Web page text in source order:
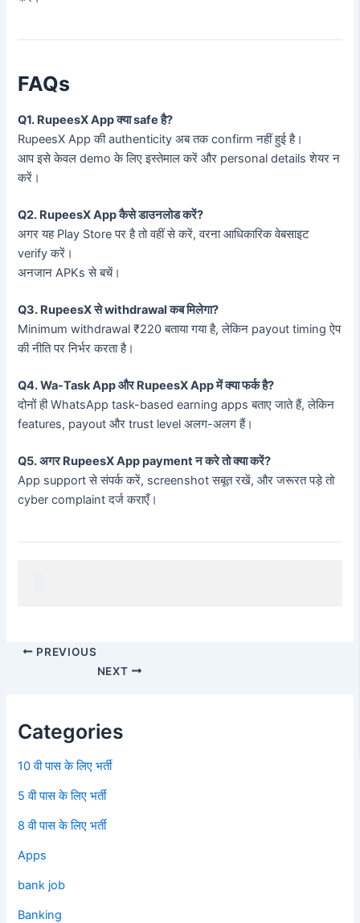
FAQs
Q1. RupeesX App क्या safe है?
RupeesX App की authenticity अब तक confirm नहीं हुई है।
आप इसे केवल demo के लिए इस्तेमाल करें और personal details शेयर न
करें।
Q2. RupeesX App कैसे डाउनलोड करें?
अगर यह Play Store पर है तो वहीं से करें, वरना आधिकारिक वेबसाइट
verify करें।
अनजान APKs से बचें।
Q3. RupeesX से withdrawal कब मिलेगा?
Minimum withdrawal ₹220 बताया गया है, लेकिन payout timing ऐप
की नीति पर निर्भर करता है।
Q4. Wa-Task App और RupeesX App में क्या फर्क है?
दोनों ही WhatsApp task-based earning apps बताए जाते हैं, लेकिन
features, payout और trust level अलग-अलग हैं।
Q5. अगर RupeesX App payment न करे तो क्या करें?
App support से संपर्क करें, screenshot सबूत रखें, और जरूरत पड़े तो
cyber complaint दर्ज कराएँ।
PREVIOUS
NEXT
Categories
10 वी पास के लिए भर्ती
5 वी पास के लिए भर्ती
8 वी पास के लिए भर्ती
Apps
bank job
Banking